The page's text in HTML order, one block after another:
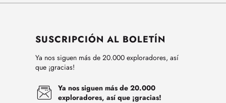
SUSCRIPCIÓN AL BOLETÍN
Ya nos siguen más de 20.000 exploradores, así
que ¡gracias!
Ya nos siguen más de 20.000
exploradores, así que ¡gracias!